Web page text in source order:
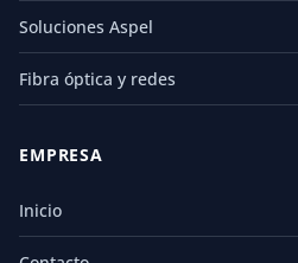
Soluciones Aspel
Fibra óptica y redes
EMPRESA
Inicio